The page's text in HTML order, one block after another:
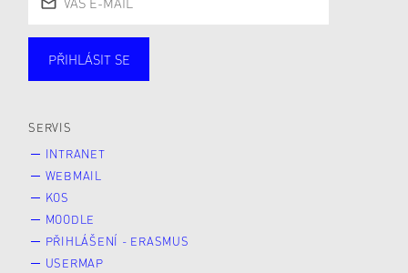
PŘIHLÁSIT SE
SERVIS
INTRANET
WEBMAIL
KOS
MOODLE
PŘIHLÁŠENÍ - ERASMUS
USERMAP